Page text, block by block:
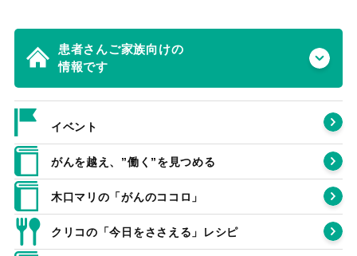
患者さんご家族向けの
情報です
イベント
がんを越え、”働く”を見つめる
木口マリの「がんのココロ」
クリコの「今日をささえる」レシピ